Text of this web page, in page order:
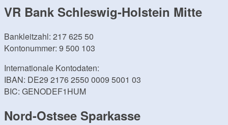
VR Bank Schleswig-Holstein Mitte
Bankleitzahl: 217 625 50
Kontonummer: 9 500 103
Internationale Kontodaten:
IBAN: DE29 2176 2550 0009 5001 03
BIC: GENODEF1HUM
Nord-Ostsee Sparkasse